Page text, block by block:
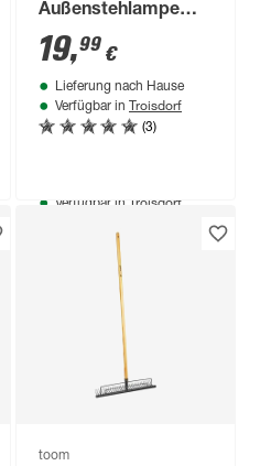
Verfügbar in Troisdorf
Außenstehlampe
warmweiß IP 44 Ø
25 x 25 cm
19,99 €
Lieferung nach Hause
Verfügbar in Troisdorf
(3)
toom